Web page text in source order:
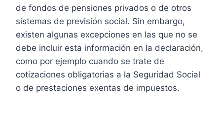
de fondos de pensiones privados o de otros
sistemas de previsión social. Sin embargo,
existen algunas excepciones en las que no se
debe incluir esta información en la declaración,
como por ejemplo cuando se trate de
cotizaciones obligatorias a la Seguridad Social
o de prestaciones exentas de impuestos.